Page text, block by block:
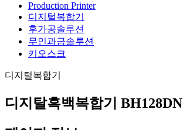
Production Printer
디지털복합기
후가공솔루션
무인과금솔루션
키오스크
디지털복합기
디지탈흑백복합기 BH128DN